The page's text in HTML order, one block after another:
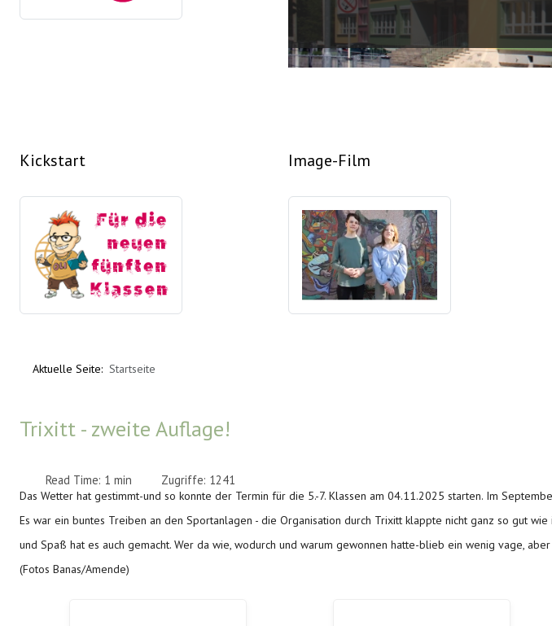
Kickstart Image-Film
Aktuelle Seite: Startseite
Trixitt - zweite Auflage!
Read Time: 1 min Zugriffe: 1241
Das Wetter hat gestimmt-und so konnte der Termin für die 5.-7. Klassen am 04.11.2025 starten. Im
Es war ein buntes Treiben an den Sportanlagen - die Organisation durch Trixitt klappte nicht ganz so gut
und Spaß hat es auch gemacht. Wer da wie, wodurch und warum gewonnen hatte-blieb ein wenig vage,
(Fotos Banas/Amende)